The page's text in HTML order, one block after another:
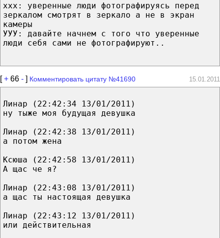
ххх: уверенные люди фотографируясь перед
зеркалом смотрят в зеркало а не в экран
камеры
УУУ: давайте начнем с того что уверенные
люди себя сами не фотографируют..
[+ 66 - ] Комментировать цитату №41690 15.01.2011
Линар (22:42:34 13/01/2011)
ну тыже моя будущая девушка
Линар (22:42:38 13/01/2011)
а потом жена
Ксюша (22:42:58 13/01/2011)
А щас че я?
Линар (22:43:08 13/01/2011)
а щас ты настоящая девушка
Линар (22:43:12 13/01/2011)
или действительная